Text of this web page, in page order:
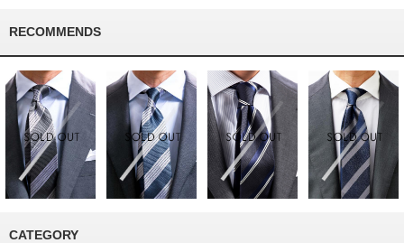
RECOMMENDS
CATEGORY